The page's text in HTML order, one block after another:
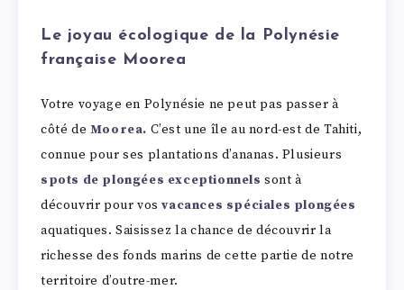
Le joyau écologique de la Polynésie
française Moorea
Votre voyage en Polynésie ne peut pas passer à
côté de Moorea. C’est une île au nord-est de Tahiti,
connue pour ses plantations d’ananas. Plusieurs
spots de plongées exceptionnels sont à
découvrir pour vosvacances spéciales plongées
aquatiques. Saisissez la chance de découvrir la
richesse des fonds marins de cette partie de notre
territoire d’outre-mer.